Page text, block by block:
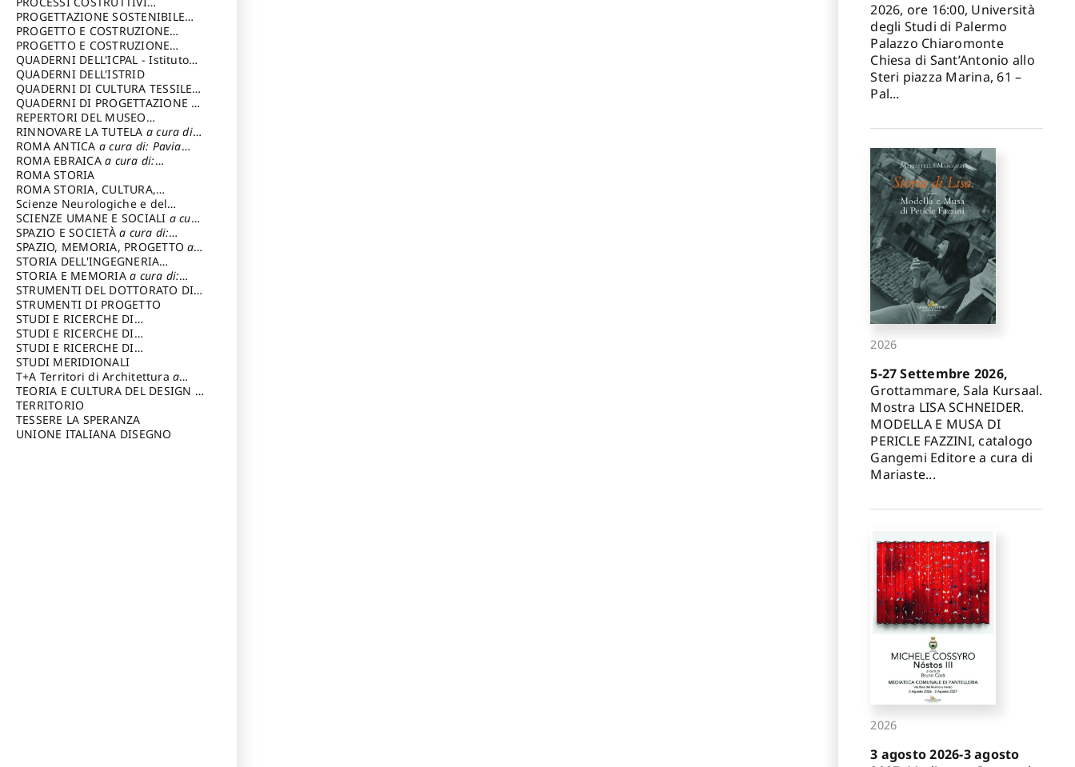
DELL'ARCHITETTURAa cura di:
Ippoliti Alessandro
PROGETTAZIONE SOSTENIBILE
PARTECIPATA
PROGETTO E COSTRUZIONE
DELL’ARCHITETTURA
PROGETTO E COSTRUZIONE
SOSTENIBILE
QUADERNI DELL'ICPAL - Istituto
centrale per il restauro e la
conservazione del patrimonio
archivistico e librario
QUADERNI DELL'ISTRID
QUADERNI DI CULTURA TESSILEa
cura di: Crispolti Livia
QUADERNI DI PROGETTAZIONE a
cura di: Giura Longo Tommaso
REPERTORI DEL MUSEO
CENTRALE DEL RISORGIMENTOa
cura di: Pizzo Marco
RINNOVARE LA TUTELA a cura di:
Cicalò Enrico
ROMA ANTICA a cura di: Pavia
Carlo
ROMA EBRAICAa cura di:
Procaccia Claudio
ROMA STORIA
ROMA STORIA, CULTURA,
IMMAGINEa cura di: Fagiolo
Marcello
Scienze Neurologiche e del
Comportamento
SCIENZE UMANE E SOCIALI a cura
di: Iannizzi Salvatore
SPAZIO E SOCIETÀa cura di:
Cassetti Roberto
SPAZIO, MEMORIA, PROGETTOa
cura di: Rossi Massimo
STORIA DELL'INGEGNERIA
STRUTTURALE IN ITALIAa cura di:
Poretti Sergio
STORIA E MEMORIAa cura di:
Rossi Lauro
STRUMENTI DEL DOTTORATO DI
RICERCA IN RILIEVO E
RAPPRESENTAZIONE
DELL’ARCHITETTURA E
DELL’AMBIENTEa cura di: Migliari
Riccardo
STRUMENTI DI PROGETTO
STUDI E RICERCHE DI
ARCHEOLOGIA IN SICILIA
di: Pelagatti Paola
STUDI E RICERCHE DI
ARCHITETTURA del Dipartimento
di Architettura Università degli
Studi G. d' Annunzio
STUDI E RICERCHE DI
ARCHITETTURA del Dipartimento
di Architettura Università degli
Studi G. d' Annunzio, Chieti-
Pescaraa cura di: Fusero Paolo
STUDI MERIDIONALI
T+A Territori di Architetturaa
cura di: Ramazzotti Luigi
TEORIA E CULTURA DEL DESIGN a
cura di: Furlanis Giuseppe
TERRITORIO
TESSERE LA SPERANZA
UNIONE ITALIANA DISEGNO
2026, ore 16:00, Università
degli Studi di Palermo
Palazzo Chiaromonte
Chiesa di Sant’Antonio allo
Steri piazza Marina, 61 –
Pal...
2026
5-27 Settembre 2026,
Grottammare, Sala Kursaal.
Mostra LISA SCHNEIDER.
MODELLA E MUSA DI
PERICLE FAZZINI, catalogo
Gangemi Editore a cura di
Mariaste...
2026
3 agosto 2026-3 agosto